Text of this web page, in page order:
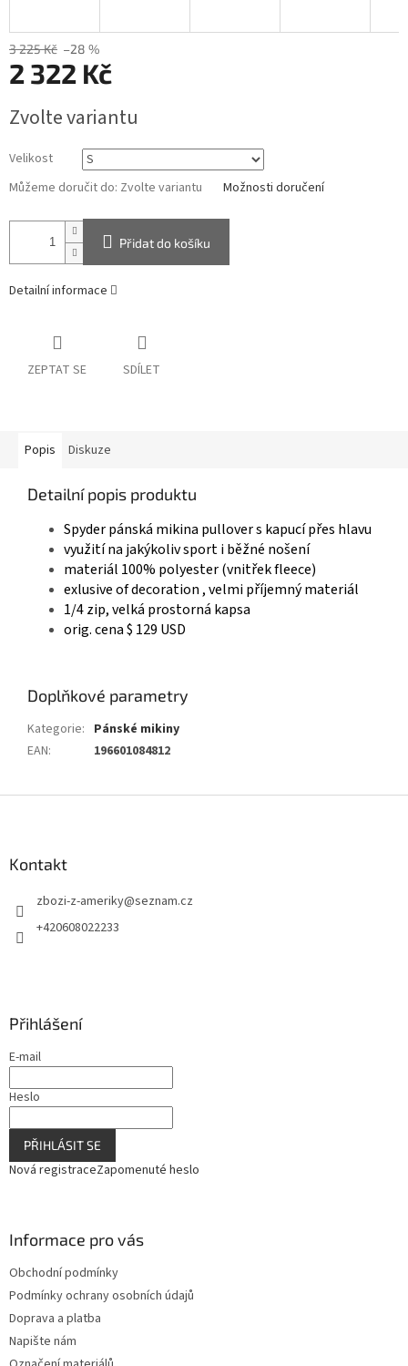
3 225 Kč –28 %
2 322 Kč
cena:
Zvolte variantu
Velikost
Můžeme doručit do: Zvolte variantu Možnosti doručení
Přidat do košíku
Detailní informace
ZEPTAT SE SDÍLET
Popis Diskuze
Detailní popis produktu
Spyder pánská mikina pullover s kapucí přes hlavu
využití na jakýkoliv sport i běžné nošení
materiál 100% polyester (vnitřek fleece)
exlusive of decoration , velmi příjemný materiál
1/4 zip, velká prostorná kapsa
orig. cena $ 129 USD
Doplňkové parametry
Kategorie: Pánské mikiny
EAN: 196601084812
Kontakt
zbozi-z-ameriky@seznam.cz
+420608022233
Přihlášení
E-mail
Heslo
PŘIHLÁSIT SE
Nová registraceZapomenuté heslo
Informace pro vás
Obchodní podmínky
Podmínky ochrany osobních údajů
Doprava a platba
Napište nám